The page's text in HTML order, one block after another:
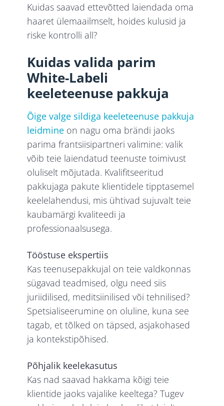
Kuidas saavad ettevõtted laiendada oma
haaret ülemaailmselt, hoides kulusid ja
riske kontrolli all?
Kuidas valida parim
White-Labeli
keeleteenuse pakkuja
Õige valge sildiga keeleteenuse pakkuja
leidmine on nagu oma brändi jaoks
parima frantsiisipartneri valimine: valik
võib teie laiendatud teenuste toimivust
oluliselt mõjutada. Kvalifitseeritud
pakkujaga pakute klientidele tipptasemel
keelelahendusi, mis ühtivad sujuvalt teie
kaubamärgi kvaliteedi ja
professionaalsusega.
Tööstuse ekspertiis
Kas teenusepakkujal on teie valdkonnas
sügavad teadmised, olgu need siis
juriidilised, meditsiinilised või tehnilised?
Spetsialiseerumine on oluline, kuna see
tagab, et tõlked on täpsed, asjakohased
ja kontekstipõhised.
Põhjalik keelekasutus
Kas nad saavad hakkama kõigi teie
klientide jaoks vajalike keeltega? Tugev